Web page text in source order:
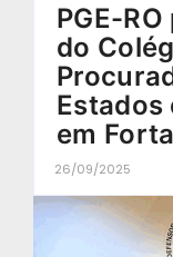
PGE-
do
Estados
em
26/09/2025